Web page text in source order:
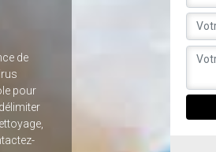
de
pour